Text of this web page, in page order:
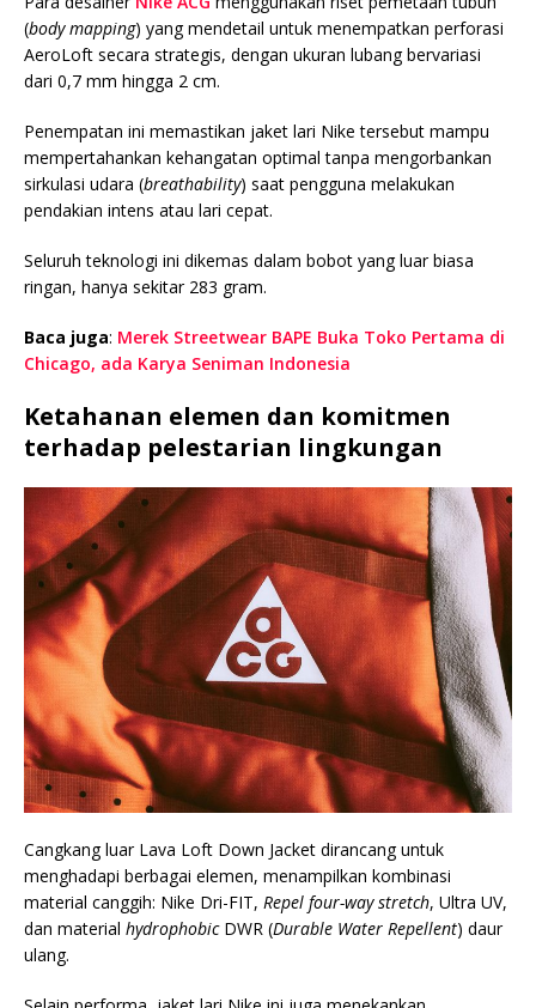
(body mapping) yang mendetail untuk menempatkan perforasi
AeroLoft secara strategis, dengan ukuran lubang bervariasi
dari 0,7 mm hingga 2 cm.
Penempatan ini memastikan jaket lari Nike tersebut mampu
mempertahankan kehangatan optimal tanpa mengorbankan
sirkulasi udara (breathability) saat pengguna melakukan
pendakian intens atau lari cepat.
Seluruh teknologi ini dikemas dalam bobot yang luar biasa
ringan, hanya sekitar 283 gram.
Baca juga: Merek Streetwear BAPE Buka Toko Pertama di
Chicago, ada Karya Seniman Indonesia
Ketahanan elemen dan komitmen
terhadap pelestarian lingkungan
Cangkang luar Lava Loft Down Jacket dirancang untuk
menghadapi berbagai elemen, menampilkan kombinasi
material canggih: Nike Dri-FIT, Repel four-way stretch, Ultra UV,
dan material hydrophobicDWR (Durable Water Repellent) daur
ulang.